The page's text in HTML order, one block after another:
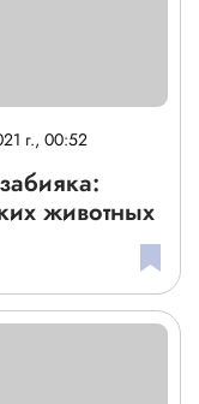
г., 00:52
животных